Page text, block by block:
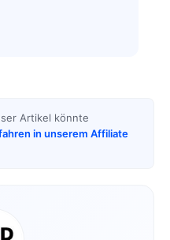
Artikel könnte
in unserem Affiliate